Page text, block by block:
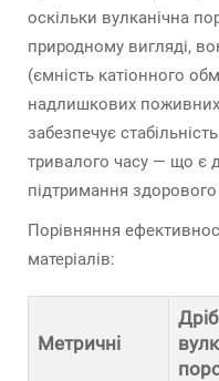
оскільки вулканічна
природному вигляді,
(ємність катіонного
надлишкових поживних
забезпечує
тривалого часу — що є
підтримання
Порівняння
матеріалів:
Метричні